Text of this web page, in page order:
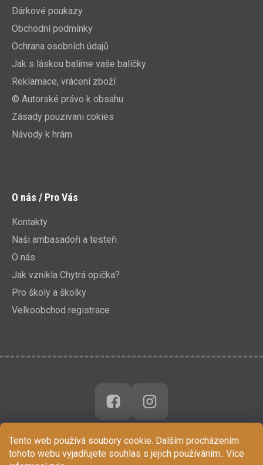
Tento web používá soubory cookie. Dalším procházením
tohoto webu vyjadřujete souhlas s jejich používáním.. Více
Dárkové poukazy
Obchodní podmínky
Ochrana osobních údajů
Jak s láskou balíme vaše balíčky
Reklamace, vrácení zboží
© Autorské právo k obsahu
Zásady pouzivani cokies
Návody k hrám
O nás / Pro Vás
Kontakty
Naši ambasadoři a testeři
O nás
Jak vznikla Chytrá opička?
Pro školy a školky
Velkoobchod registrace